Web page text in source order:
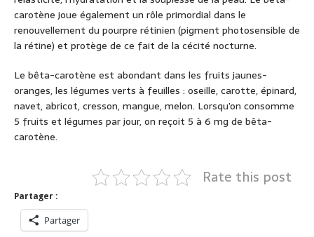
carotène joue également un rôle primordial dans le
renouvellement du pourpre rétinien (pigment photosensible de
la rétine) et protège de ce fait de la cécité nocturne.
Le bêta-carotène est abondant dans les fruits jaunes-
oranges, les légumes verts à feuilles : oseille, carotte, épinard,
navet, abricot, cresson, mangue, melon. Lorsqu’on consomme
5 fruits et légumes par jour, on reçoit 5 à 6 mg de bêta-
carotène.
Rate this post
Partager :
Partager